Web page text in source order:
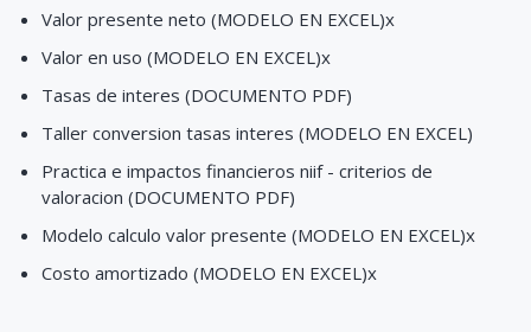
Valor presente neto (MODELO EN EXCEL)x
Valor en uso (MODELO EN EXCEL)x
Tasas de interes (DOCUMENTO PDF)
Taller conversion tasas interes (MODELO EN EXCEL)
Practica e impactos financieros niif - criterios de
valoracion (DOCUMENTO PDF)
Modelo calculo valor presente (MODELO EN EXCEL)x
Costo amortizado (MODELO EN EXCEL)x